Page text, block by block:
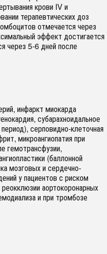
крови IV и
терапевтических доз
отмечается через
эффект достигается
через 5-6 дней после
инфаркт миокарда
субарахноидальное
серповидно-клеточная
микроангиопатия при
гемотрансфузии,
(баллонной
мозговых и сердечно-
у пациентов с риском
аортокоронарных
и при тромбозе